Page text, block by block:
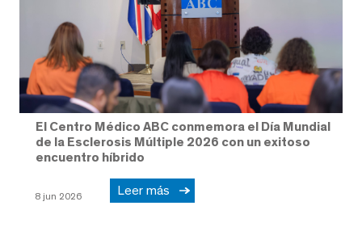
El Centro Médico ABC conmemora el Día Mundial
de la Esclerosis Múltiple 2026 con un exitoso
encuentro híbrido
8 jun 2026 Leer más